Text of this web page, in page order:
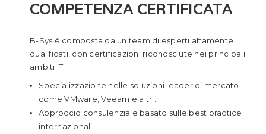
COMPETENZA CERTIFICATA
B-Sys è composta da un team di esperti altamente
qualificati, con certificazioni riconosciute nei principali
ambiti IT.
Specializzazione nelle soluzioni leader di mercato
come VMware, Veeam e altri.
Approccio consulenziale basato sulle best practice
internazionali.